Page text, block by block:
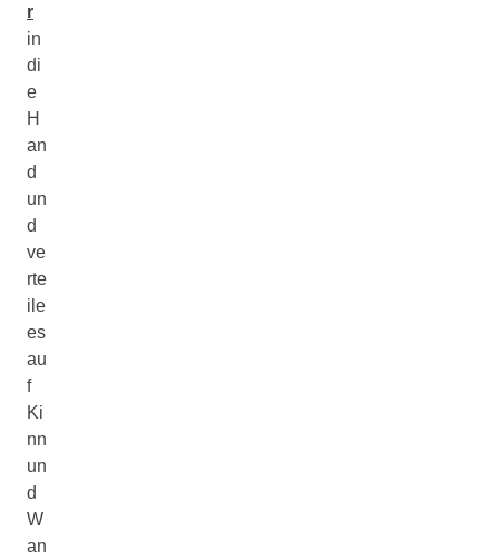
r
in
di
e
H
an
d
un
d
ve
rte
ile
es
au
f
Ki
nn
un
d
W
an